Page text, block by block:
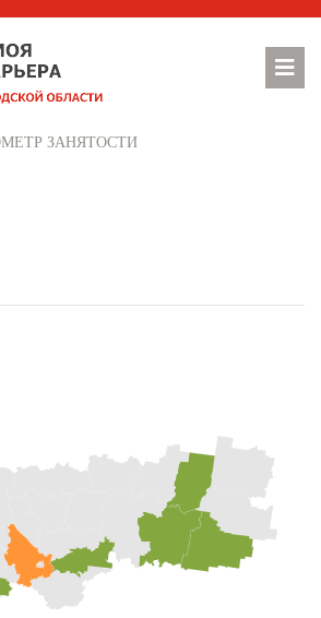
ЗАНЯТОСТИ